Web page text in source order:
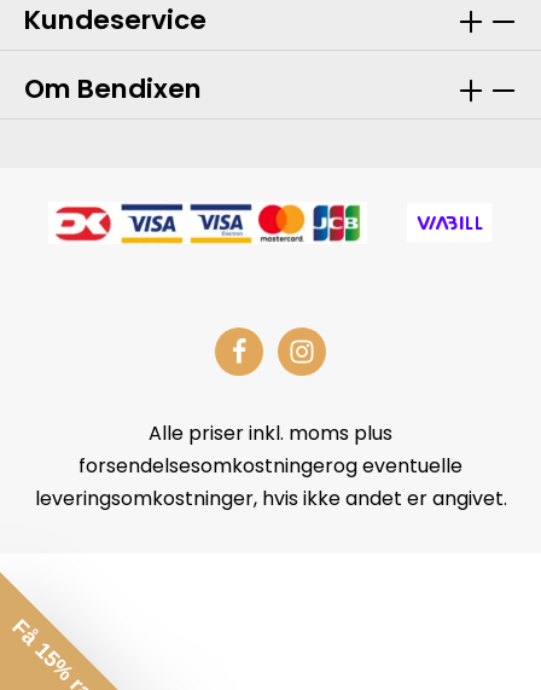
Kundeservice
Om Bendixen
Alle priser inkl. moms plus
forsendelsesomkostningerog eventuelle
leveringsomkostninger, hvis ikke andet er angivet.